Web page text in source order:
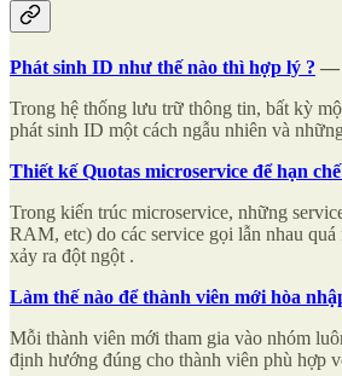
Phát sinh ID như thế nào thì hợp lý ? —
Trong hệ thống lưu trữ thông tin, bất kỳ
phát sinh ID một cách ngẫu nhiên và
Thiết kế Quotas microservice để hạn
Trong kiến trúc microservice, những
RAM, etc) do các service gọi lẫn nhau
xảy ra đột ngột .
Làm thế nào để thành viên mới hòa
Mỗi thành viên mới tham gia vào nhóm
định hướng đúng cho thành viên phù hợp